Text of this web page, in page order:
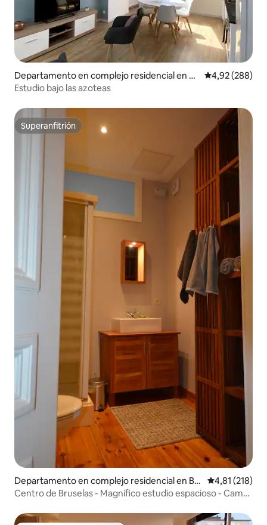
Departamento en complejo residencial en G
anshoren
Calificación
4,92 (288)
Estudio bajo las azoteas
Superanfitrión
Superanfitrión
Departamento en complejo residencial en Br
uselas
Calificación
4,81 (218)
Centro de Bruselas - Magnífico estudio espacioso - Cama